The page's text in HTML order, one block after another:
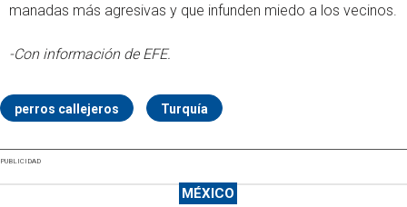
manadas más agresivas y que infunden miedo a los vecinos.
-Con información de EFE.
perros callejeros Turquía
PUBLICIDAD
MÉXICO